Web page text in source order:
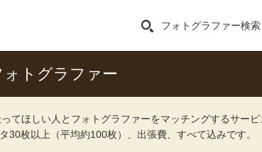
フォトグラファー検索
トグラファー
てほしい人とフォトグラファーをマッチングするサービ
30枚以上（平均約100枚）、出張費、すべて込みです。